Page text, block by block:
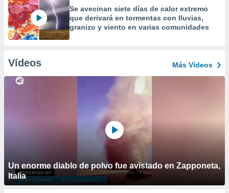
Se avecinan siete días de calor extremo
que derivará en tormentas con lluvias,
granizo y viento en varias comunidades
Vídeos Más Vídeos
Un enorme diablo de polvo fue avistado en Zapponeta,
Italia